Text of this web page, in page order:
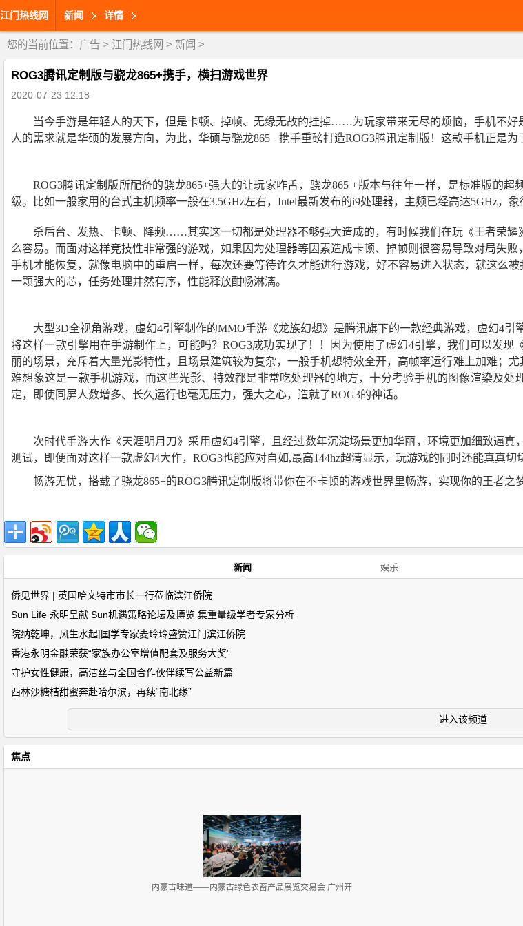
江门热线网 新闻 详情
您的当前位置： 广告 > 江门热线网 > 新闻 >
ROG3腾讯定制版与骁龙865+携手，横扫游戏世界
2020-07-23 12:18
当今手游是年轻人的天下，但是卡顿、掉帧、无缘无故的挂掉……为玩家带来无尽的烦恼，手机不
人的需求就是华硕的发展方向，为此，华硕与骁龙865 +携手重磅打造ROG3腾讯定制版！这款手机正是
ROG3腾讯定制版所配备的骁龙865+强大的让玩家咋舌，骁龙865 +版本与往年一样，是标准版的
级。比如一般家用的台式主机频率一般在3.5GHz左右，Intel最新发布的i9处理器，主频已经高达5GHz，
杀后台、发热、卡顿、降频……其实这一切都是处理器不够强大造成的，有时候我们在玩《王者荣
么容易。而面对这样竞技性非常强的游戏，如果因为处理器等因素造成卡顿、掉帧则很容易导致对局失
手机才能恢复，就像电脑中的重启一样，每次还要等待许久才能进行游戏，好不容易进入状态，就这么
一颗强大的芯，任务处理井然有序，性能释放酣畅淋漓。
大型3D全视角游戏，虚幻4引擎制作的MMO手游《龙族幻想》是腾讯旗下的一款经典游戏，虚幻4
将这样一款引擎用在手游制作上，可能吗？ROG3成功实现了！！因为使用了虚幻4引擎，我们可以发
丽的场景，充斥着大量光影特性，且场景建筑较为复杂，一般手机想特效全开，高帧率运行难上加难；
难想象这是一款手机游戏，而这些光影、特效都是非常吃处理器的地方，十分考验手机的图像渲染及
定，即使同屏人数增多、长久运行也毫无压力，强大之心，造就了ROG3的神话。
次时代手游大作《天涯明月刀》采用虚幻4引擎，且经过数年沉淀场景更加华丽，环境更加细致逼
测试，即便面对这样一款虚幻4大作，ROG3也能应对自如,最高144hz超清显示，玩游戏的同时还能真真切
畅游无忧，搭载了骁龙865+的ROG3腾讯定制版将带你在不卡顿的游戏世界里畅游，实现你的王者之梦
新闻 娱乐
侨见世界 | 英国哈文特市市长一行莅临滨江侨院
Sun Life 永明呈献 Sun机遇策略论坛及博览 集重量级学者专家分析
院纳乾坤，风生水起|国学专家麦玲玲盛赞江门滨江侨院
香港永明金融荣获“家族办公室增值配套及服务大奖”
守护女性健康，高洁丝与全国合作伙伴续写公益新篇
西林沙糖桔甜蜜奔赴哈尔滨，再续“南北缘”
进入该频道
焦点
内蒙古味道——内蒙古绿色农畜产品展览交易会 广州开